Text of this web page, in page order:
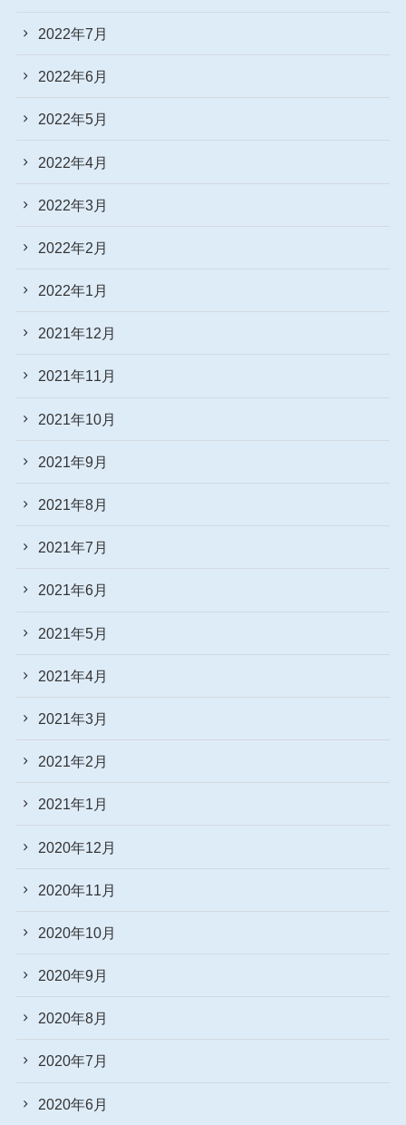
2022年7月
2022年6月
2022年5月
2022年4月
2022年3月
2022年2月
2022年1月
2021年12月
2021年11月
2021年10月
2021年9月
2021年8月
2021年7月
2021年6月
2021年5月
2021年4月
2021年3月
2021年2月
2021年1月
2020年12月
2020年11月
2020年10月
2020年9月
2020年8月
2020年7月
2020年6月